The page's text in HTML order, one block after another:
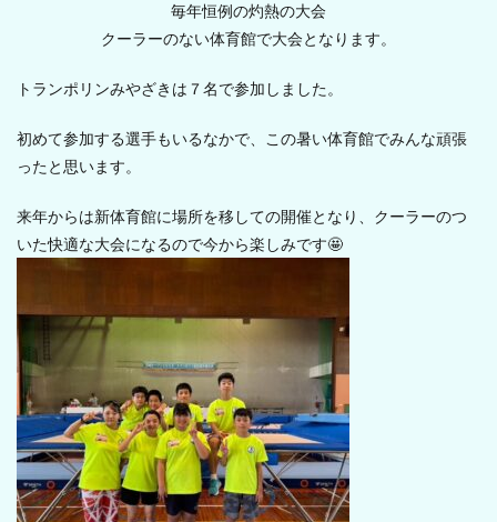
毎年恒例の灼熱の大会
クーラーのない体育館で大会となります。
トランポリンみやざきは７名で参加しました。
初めて参加する選手もいるなかで、この暑い体育館でみんな頑張
ったと思います。
来年からは新体育館に場所を移しての開催となり、クーラーのつ
いた快適な大会になるので今から楽しみです🤩